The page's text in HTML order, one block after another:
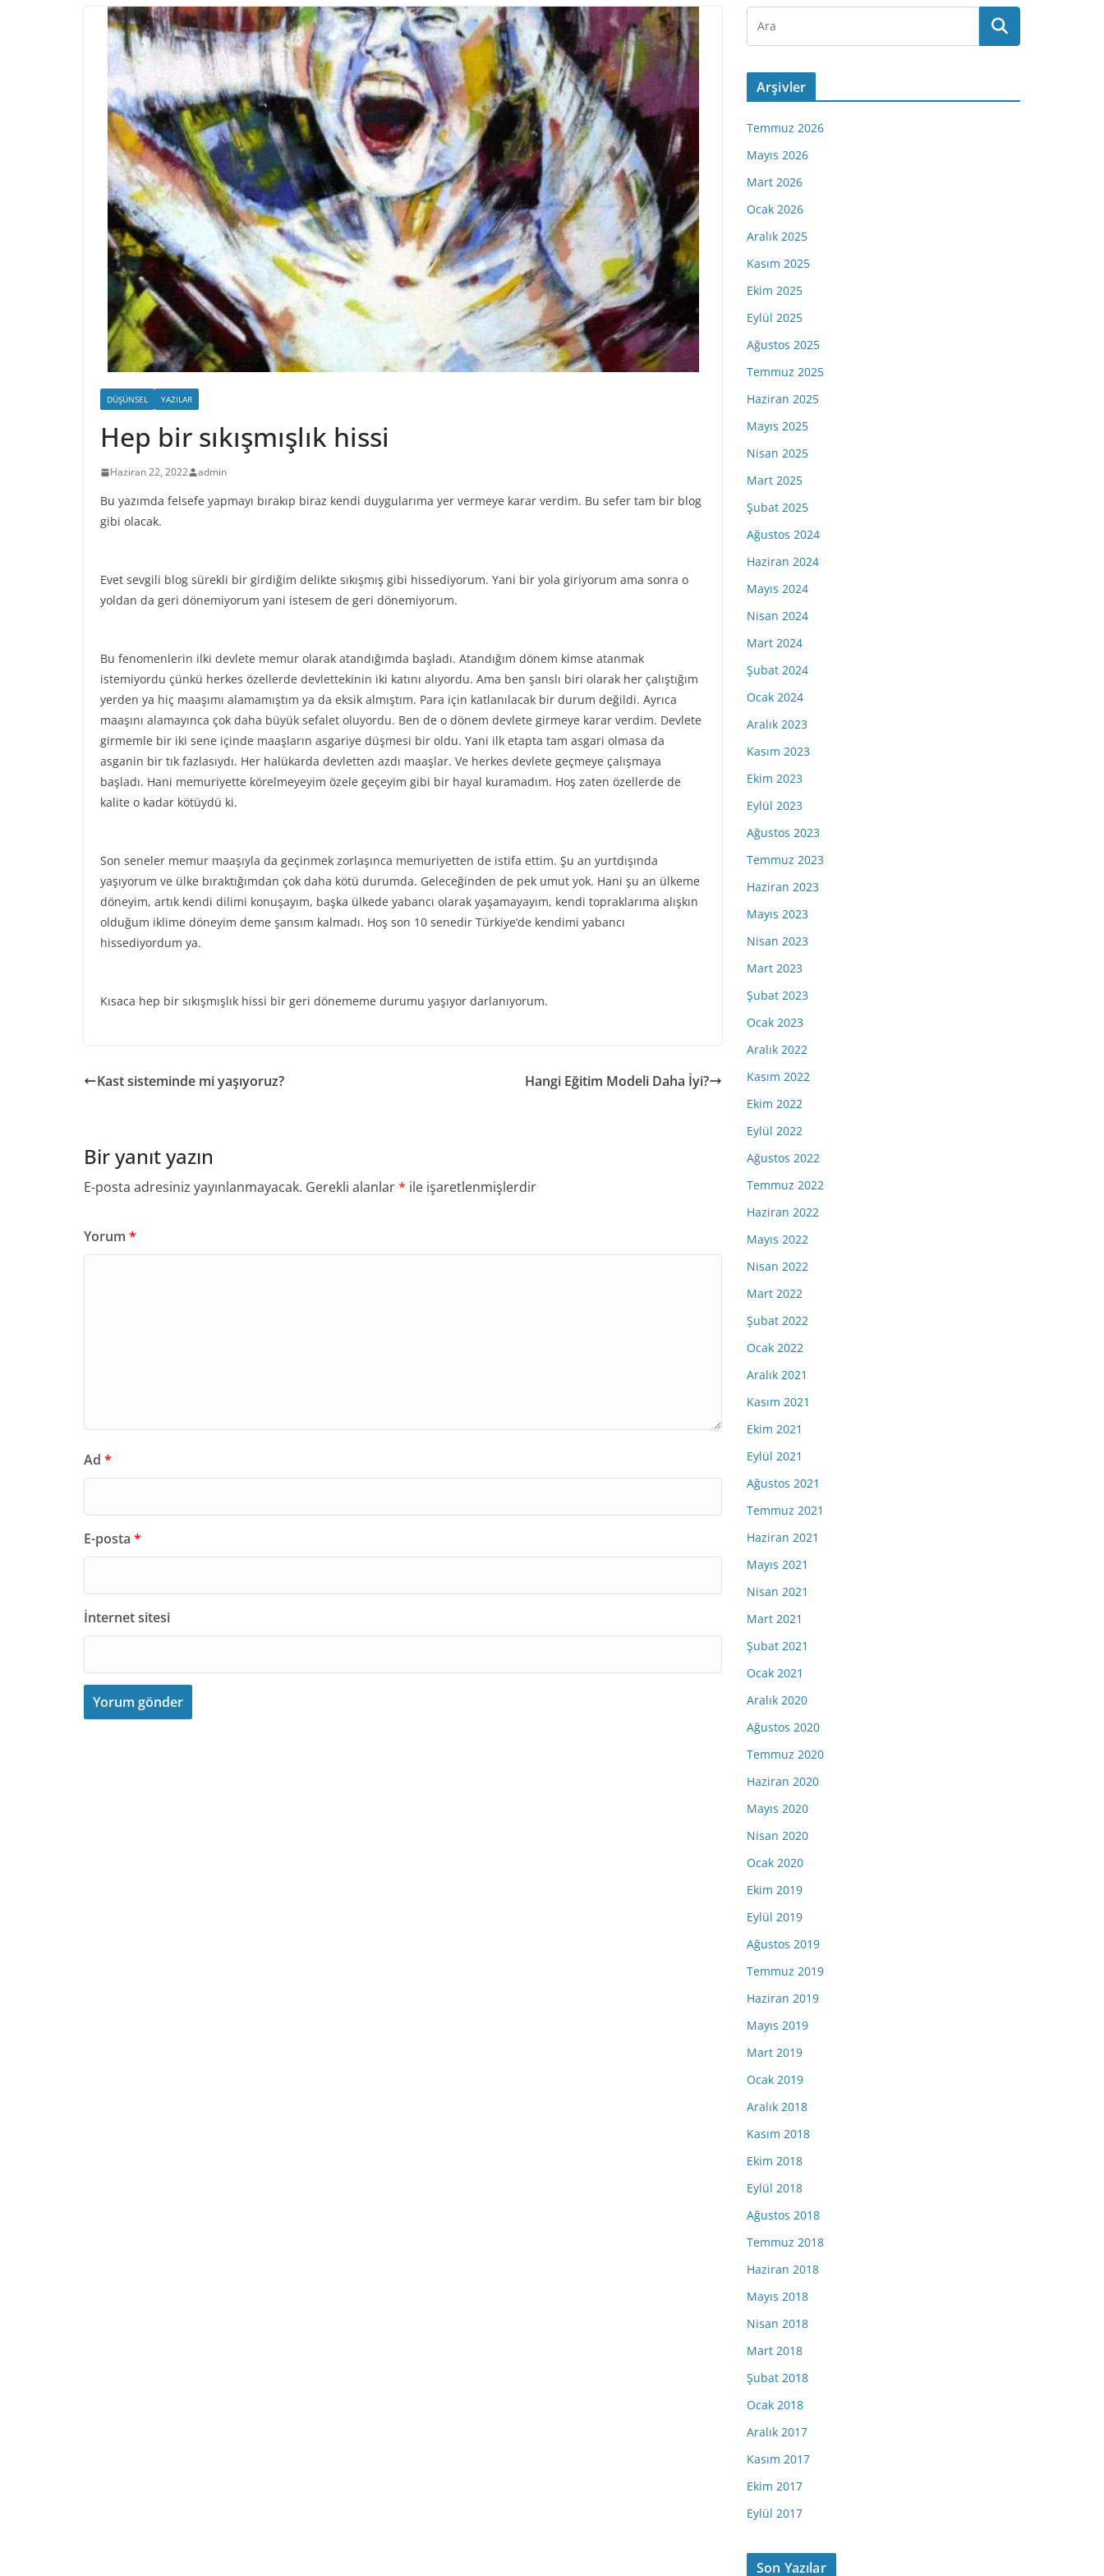
DÜŞÜNSEL YAZILAR
Hep bir sıkışmışlık hissi
Haziran 22, 2022 admin
Bu yazımda felsefe yapmayı bırakıp biraz kendi duygularıma yer vermeye karar verdim. Bu sefer tam bir blog
gibi olacak.
Evet sevgili blog sürekli bir girdiğim delikte sıkışmış gibi hissediyorum. Yani bir yola giriyorum ama sonra o
yoldan da geri dönemiyorum yani istesem de geri dönemiyorum.
Bu fenomenlerin ilki devlete memur olarak atandığımda başladı. Atandığım dönem kimse atanmak
istemiyordu çünkü herkes özellerde devlettekinin iki katını alıyordu. Ama ben şanslı biri olarak her çalıştığım
yerden ya hiç maaşımı alamamıştım ya da eksik almıştım. Para için katlanılacak bir durum değildi. Ayrıca
maaşını alamayınca çok daha büyük sefalet oluyordu. Ben de o dönem devlete girmeye karar verdim. Devlete
girmemle bir iki sene içinde maaşların asgariye düşmesi bir oldu. Yani ilk etapta tam asgari olmasa da
asganin bir tık fazlasıydı. Her halükarda devletten azdı maaşlar. Ve herkes devlete geçmeye çalışmaya
başladı. Hani memuriyette körelmeyeyim özele geçeyim gibi bir hayal kuramadım. Hoş zaten özellerde de
kalite o kadar kötüydü ki.
Son seneler memur maaşıyla da geçinmek zorlaşınca memuriyetten de istifa ettim. Şu an yurtdışında
yaşıyorum ve ülke bıraktığımdan çok daha kötü durumda. Geleceğinden de pek umut yok. Hani şu an ülkeme
döneyim, artık kendi dilimi konuşayım, başka ülkede yabancı olarak yaşamayayım, kendi topraklarıma alışkın
olduğum iklime döneyim deme şansım kalmadı. Hoş son 10 senedir Türkiye’de kendimi yabancı
hissediyordum ya.
Kısaca hep bir sıkışmışlık hissi bir geri dönememe durumu yaşıyor darlanıyorum.
Kast sisteminde mi yaşıyoruz? Hangi Eğitim Modeli Daha İyi?
Bir yanıt yazın
E-posta adresiniz yayınlanmayacak. Gerekli alanlar* ile işaretlenmişlerdir
Yorum *
Ad *
E-posta *
İnternet sitesi
Arşivler
Temmuz 2026
Mayıs 2026
Mart 2026
Ocak 2026
Aralık 2025
Kasım 2025
Ekim 2025
Eylül 2025
Ağustos 2025
Temmuz 2025
Haziran 2025
Mayıs 2025
Nisan 2025
Mart 2025
Şubat 2025
Ağustos 2024
Haziran 2024
Mayıs 2024
Nisan 2024
Mart 2024
Şubat 2024
Ocak 2024
Aralık 2023
Kasım 2023
Ekim 2023
Eylül 2023
Ağustos 2023
Temmuz 2023
Haziran 2023
Mayıs 2023
Nisan 2023
Mart 2023
Şubat 2023
Ocak 2023
Aralık 2022
Kasım 2022
Ekim 2022
Eylül 2022
Ağustos 2022
Temmuz 2022
Haziran 2022
Mayıs 2022
Nisan 2022
Mart 2022
Şubat 2022
Ocak 2022
Aralık 2021
Kasım 2021
Ekim 2021
Eylül 2021
Ağustos 2021
Temmuz 2021
Haziran 2021
Mayıs 2021
Nisan 2021
Mart 2021
Şubat 2021
Ocak 2021
Aralık 2020
Ağustos 2020
Temmuz 2020
Haziran 2020
Mayıs 2020
Nisan 2020
Ocak 2020
Ekim 2019
Eylül 2019
Ağustos 2019
Temmuz 2019
Haziran 2019
Mayıs 2019
Mart 2019
Ocak 2019
Aralık 2018
Kasım 2018
Ekim 2018
Eylül 2018
Ağustos 2018
Temmuz 2018
Haziran 2018
Mayıs 2018
Nisan 2018
Mart 2018
Şubat 2018
Ocak 2018
Aralık 2017
Kasım 2017
Ekim 2017
Eylül 2017
Son Yazılar